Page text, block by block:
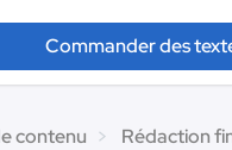
Commander des
contenu
Rédaction